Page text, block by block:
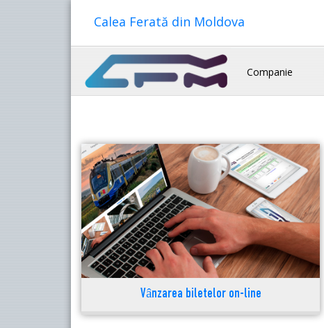
Calea Ferată din Moldova
Companie
Vânzarea biletelor on-line